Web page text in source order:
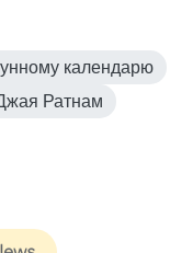
календарю
Ратнам